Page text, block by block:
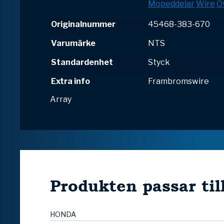
Mopeddelar Wire
Originalnummer
45468-383-670
Varumärke
NTS
Standardenhet
Styck
Extra info
Frambromswire
Array
Produkten passar
HONDA